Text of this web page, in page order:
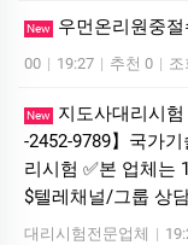
New 우먼온리원중
00 | 19:27 | 추천 0 | 조
New
지도사대리시
-2452-9789】국가
리시험 ✅본 업체는
$텔레채널/그룹 상
대리시험전문업체 |